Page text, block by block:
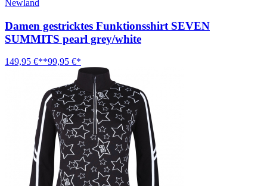
Newland
Damen gestricktes Funktionsshirt SEVEN
SUMMITS pearl grey/white
149,95 €**99,95 €*